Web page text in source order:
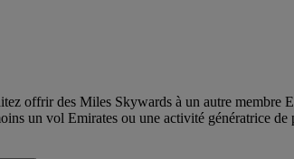
offrir des Miles Skywards à un autre membre
un vol Emirates ou une activité génératrice de